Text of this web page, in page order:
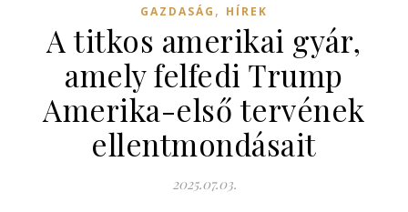
GAZDASÁG , HÍREK
A titkos amerikai gyár,
amely felfedi Trump
Amerika-első tervének
ellentmondásait
2025.07.03.